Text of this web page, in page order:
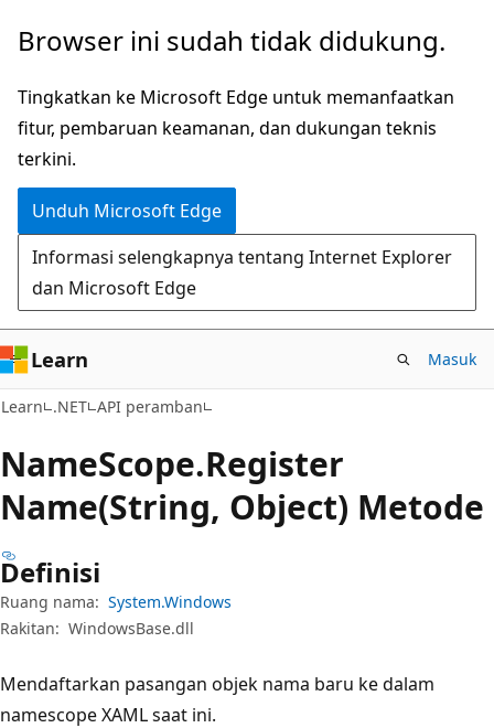
Lompati
konten
utama
Lewati
navigasi
dalam
halaman
Browser ini sudah tidak didukung.
Tingkatkan ke Microsoft Edge untuk memanfaatkan
fitur, pembaruan keamanan, dan dukungan teknis
terkini.
Unduh Microsoft Edge
Informasi selengkapnya tentang Internet Explorer
dan Microsoft Edge
Learn Masuk
Learn .NET API peramban
NameScope.Register
Name(String, Object) Metode
Definisi
Ruang nama: System.Windows
Rakitan: WindowsBase.dll
Mendaftarkan pasangan objek nama baru ke dalam
namescope XAML saat ini.